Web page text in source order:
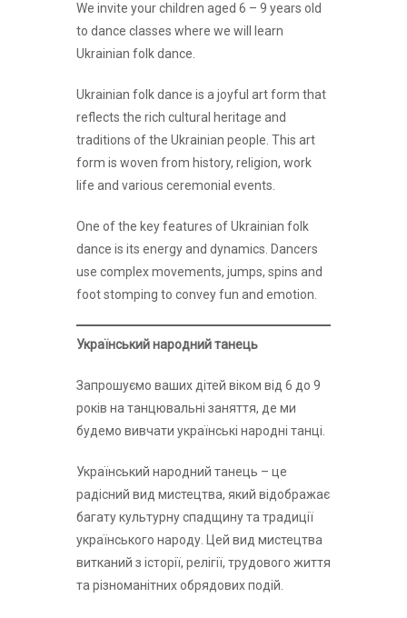
We invite your children aged 6 – 9 years old
to dance classes where we will learn
Ukrainian folk dance.
Ukrainian folk dance is a joyful art form that
reflects the rich cultural heritage and
traditions of the Ukrainian people. This art
form is woven from history, religion, work
life and various ceremonial events.
One of the key features of Ukrainian folk
dance is its energy and dynamics. Dancers
use complex movements, jumps, spins and
foot stomping to convey fun and emotion.
Український народний танець
Запрошуємо ваших дітей віком від 6 до 9
років на танцювальні заняття, де ми
будемо вивчати українські народні танці.
Український народний танець – це
радісний вид мистецтва, який відображає
багату культурну спадщину та традиції
українського народу. Цей вид мистецтва
витканий з історії, релігії, трудового життя
та різноманітних обрядових подій.